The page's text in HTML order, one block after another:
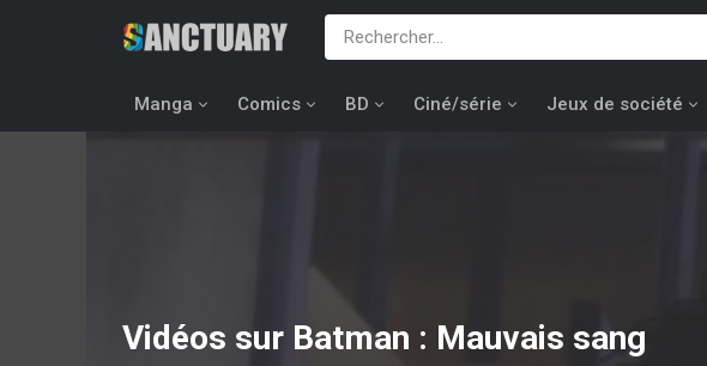
Manga Comics BD Ciné/série Jeux de société
Vidéos sur Batman : Mauvais sang